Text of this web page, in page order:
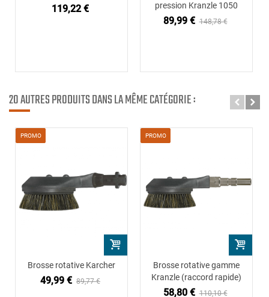
119,22 €
pression Kranzle 1050
89,99 € 148,78 €
20 AUTRES PRODUITS DANS LA MÊME CATÉGORIE :
PROMO
Brosse rotative Karcher
49,99 € 89,77 €
PROMO
Brosse rotative gamme
Kranzle (raccord rapide)
58,80 € 110,10 €